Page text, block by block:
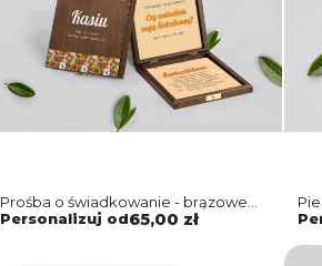
Prośba o świadkowanie - brązowe
puzzle Retro Style Motyw 1
Personalizuj od65,00 zł